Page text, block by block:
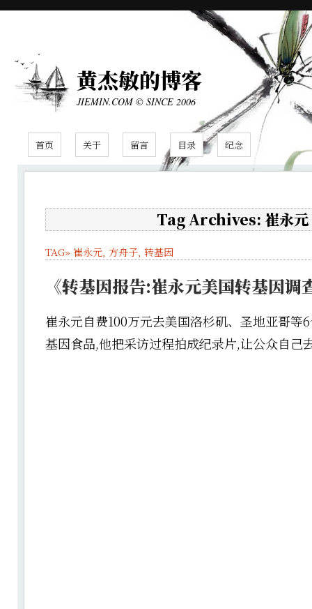
黄杰敏的博客
JIEMIN.COM © SINCE 2006
首页 关于 留言 目录 纪念
Tag Archives: 崔永元
TAG» 崔永元, 方舟子, 转基因
《转基因报告:崔永元美国转基因调
崔永元自费100万元去美国洛杉矶、圣地亚哥等
基因食品,他把采访过程拍成纪录片,让公众自